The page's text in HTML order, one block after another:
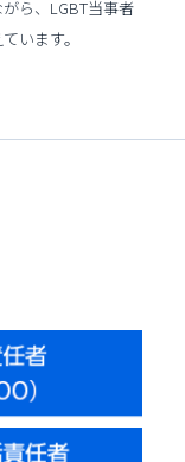
ら、LGBT当事者
います。